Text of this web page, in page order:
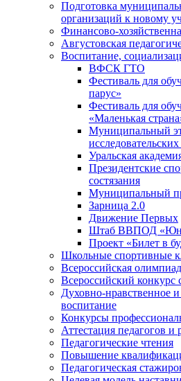
Подготовка
организаций к новому
Финансово-
Августовская
Воспитание,
ВФСК ГТО
Фестиваль для
парус»
Фестиваль для
«Маленькая
Муниципальный
Уральская
Президентские
состязания
Муниципальный
Зарница 2.0
Движение Первых
Штаб ВВПОД
Проект «Билет в
Школьные спортивные
Всероссийская
Всероссийский конкурс
Духовно-нравственное
воспитание
Конкурсы
Аттестация педагогов
Педагогические чтения
Повышение
Педагогическая